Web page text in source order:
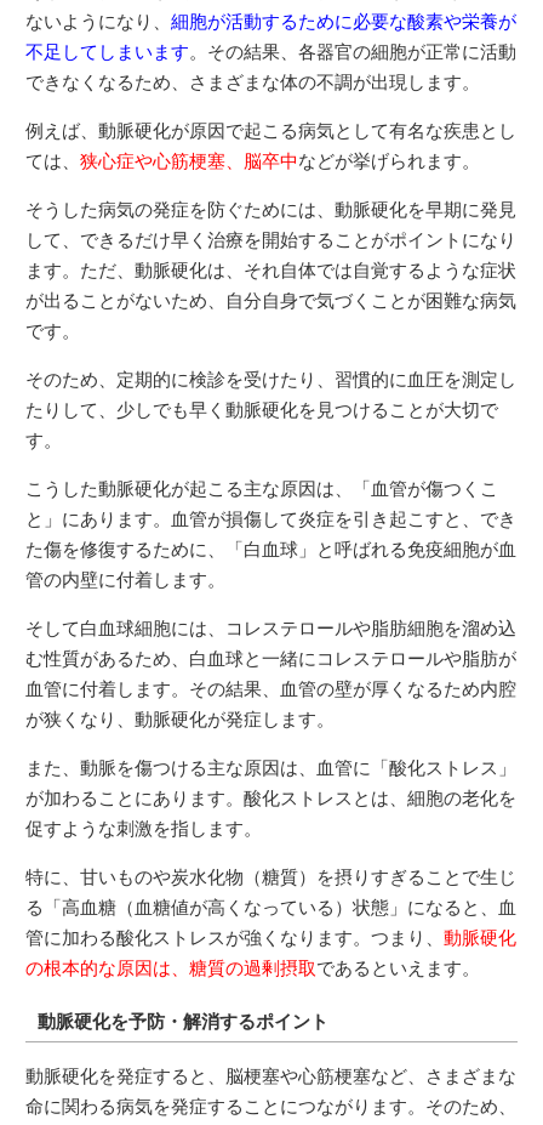
ないようになり、細胞が活動するために必要な酸素や栄養が
不足してしまいます。その結果、各器官の細胞が正常に活動
できなくなるため、さまざまな体の不調が出現します。
例えば、動脈硬化が原因で起こる病気として有名な疾患とし
ては、狭心症や心筋梗塞、脳卒中などが挙げられます。
そうした病気の発症を防ぐためには、動脈硬化を早期に発見
して、できるだけ早く治療を開始することがポイントになり
ます。ただ、動脈硬化は、それ自体では自覚するような症状
が出ることがないため、自分自身で気づくことが困難な病気
です。
そのため、定期的に検診を受けたり、習慣的に血圧を測定し
たりして、少しでも早く動脈硬化を見つけることが大切で
す。
こうした動脈硬化が起こる主な原因は、「血管が傷つくこ
と」にあります。血管が損傷して炎症を引き起こすと、でき
た傷を修復するために、「白血球」と呼ばれる免疫細胞が血
管の内壁に付着します。
そして白血球細胞には、コレステロールや脂肪細胞を溜め込
む性質があるため、白血球と一緒にコレステロールや脂肪が
血管に付着します。その結果、血管の壁が厚くなるため内腔
が狭くなり、動脈硬化が発症します。
また、動脈を傷つける主な原因は、血管に「酸化ストレス」
が加わることにあります。酸化ストレスとは、細胞の老化を
促すような刺激を指します。
特に、甘いものや炭水化物（糖質）を摂りすぎることで生じ
る「高血糖（血糖値が高くなっている）状態」になると、血
管に加わる酸化ストレスが強くなります。つまり、動脈硬化
の根本的な原因は、糖質の過剰摂取であるといえます。
動脈硬化を予防・解消するポイント
動脈硬化を発症すると、脳梗塞や心筋梗塞など、さまざまな
命に関わる病気を発症することにつながります。そのため、